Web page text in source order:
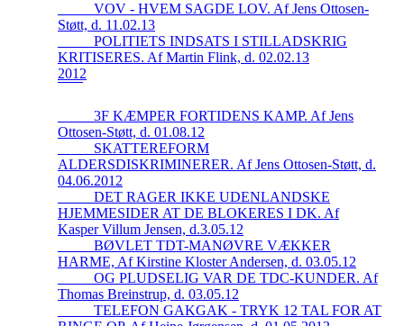
_____VOV - HVEM SAGDE LOV. Af Jens Ottosen-
Støtt, d. 11.02.13
_____POLITIETS INDSATS I STILLADSKRIG
KRITISERES. Af Martin Flink, d. 02.02.13
2012
_____3F KÆMPER FORTIDENS KAMP. Af Jens
Ottosen-Støtt, d. 01.08.12
_____SKATTEREFORM
ALDERSDISKRIMINERER. Af Jens Ottosen-Støtt, d.
04.06.2012
_____DET RAGER IKKE UDENLANDSKE
HJEMMESIDER AT DE BLOKERES I DK. Af
Kasper Villum Jensen, d.3.05.12
_____BØVLET TDT-MANØVRE VÆKKER
HARME, Af Kirstine Kloster Andersen, d. 03.05.12
_____OG PLUDSELIG VAR DE TDC-KUNDER. Af
Thomas Breinstrup, d. 03.05.12
_____TELEFON GAKGAK - TRYK 12 TAL FOR AT